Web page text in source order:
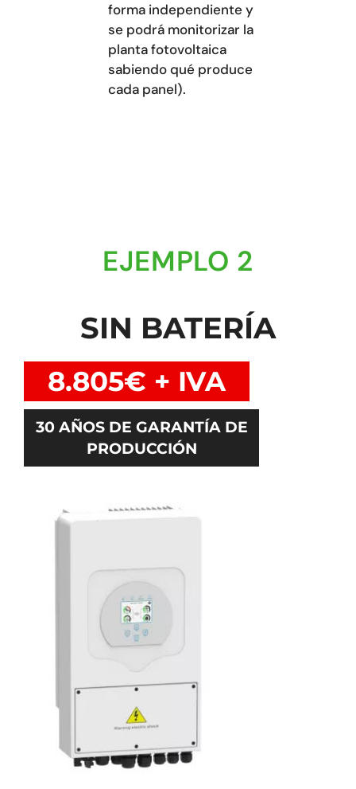
forma independiente y
se podrá monitorizar la
planta fotovoltaica
sabiendo qué produce
cada panel).
EJEMPLO 2
SIN BATERÍA
8.805€ + IVA
30 AÑOS DE GARANTÍA DE
PRODUCCIÓN